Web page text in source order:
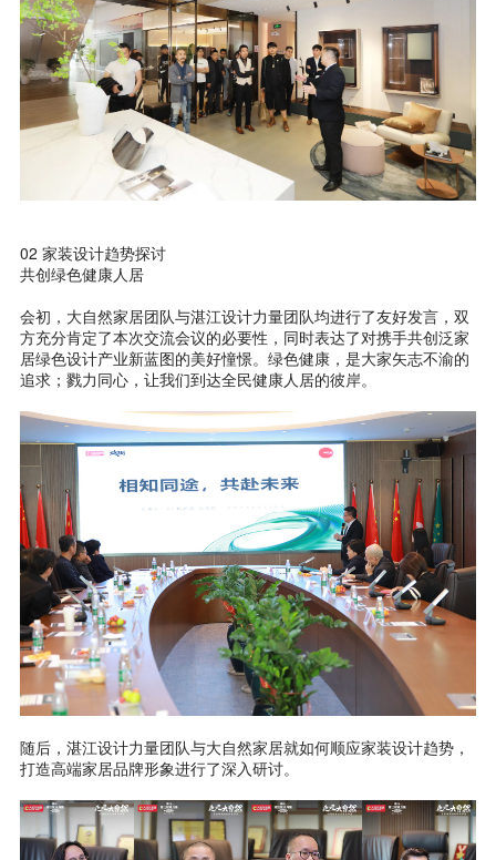
02 家装设计趋势探讨
共创绿色健康人居
会初，大自然家居团队与湛江设计力量团队均进行了友好发言，双
方充分肯定了本次交流会议的必要性，同时表达了对携手共创泛家
居绿色设计产业新蓝图的美好憧憬。绿色健康，是大家矢志不渝的
追求；戮力同心，让我们到达全民健康人居的彼岸。
随后，湛江设计力量团队与大自然家居就如何顺应家装设计趋势，
打造高端家居品牌形象进行了深入研讨。